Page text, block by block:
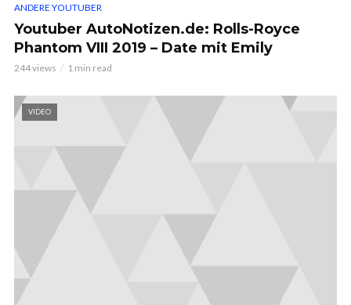
ANDERE YOUTUBER
Youtuber AutoNotizen.de: Rolls-Royce
Phantom VIII 2019 – Date mit Emily
244 views 1 min read
VIDEO